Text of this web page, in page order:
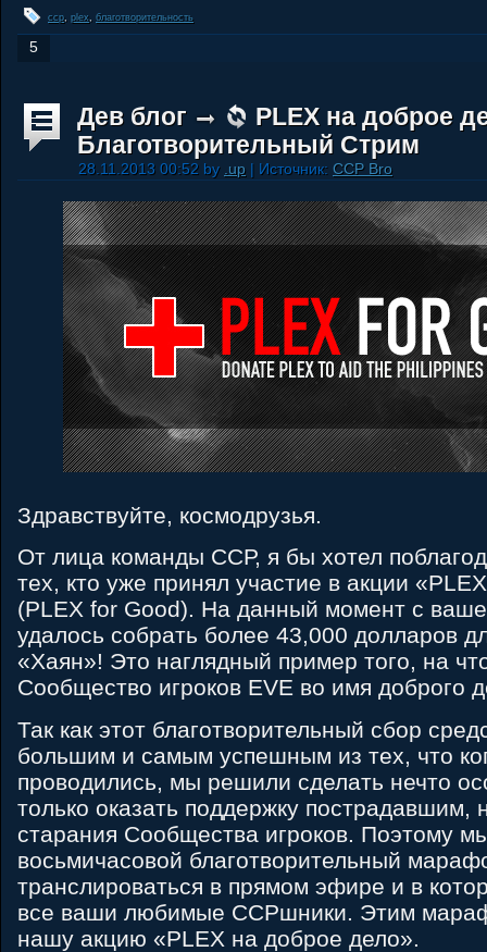
ccp, plex благотворительность
5
Дев блог
PLEX на доброе
Благотворительный Стрим
28.11.2013 00:52 by .up | Источник: CCP Bro
Здравствуйте, космодрузья.
От лица команды ССР, я бы хотел
тех, кто уже принял участие в акции
(PLEX for Good). На данный момент с
удалось собрать более 43,000 долларов
«Хаян»! Это наглядный пример того, на
Сообщество игроков EVE во имя доброго
Так как этот благотворительный сбор
большим и самым успешным из тех, что
проводились, мы решили сделать нечто
только оказать поддержку пострадавшим,
старания Сообщества игроков. Поэтому
восьмичасовой благотворительный
транслироваться в прямом эфире и в
все ваши любимые ССРшники. Этим
нашу акцию «PLEX на доброе дело».